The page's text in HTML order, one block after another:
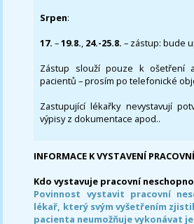
Srpen:
17. –19.8., 24.-25.8. – zástup: bude
Zástup slouží pouze k ošetření
pacientů – prosím po telefonické
Zastupující lékařky nevystavují
výpisy z dokumentace apod..
INFORMACE K VYSTAVENÍ
Kdo vystavuje pracovní
Povinnost vystavit pracovní
lékař, který svým vyšetřením
pacienta neumožňuje vykonávat